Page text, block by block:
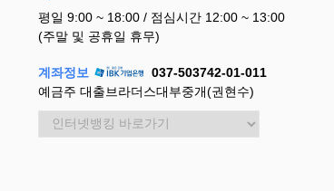
평일 9:00 ~ 18:00 / 점심시간 12:00 ~ 13:00
(주말 및 공휴일 휴무)
계좌정보
037-503742-01-011
예금주 대출브라더스대부중개(권현수)